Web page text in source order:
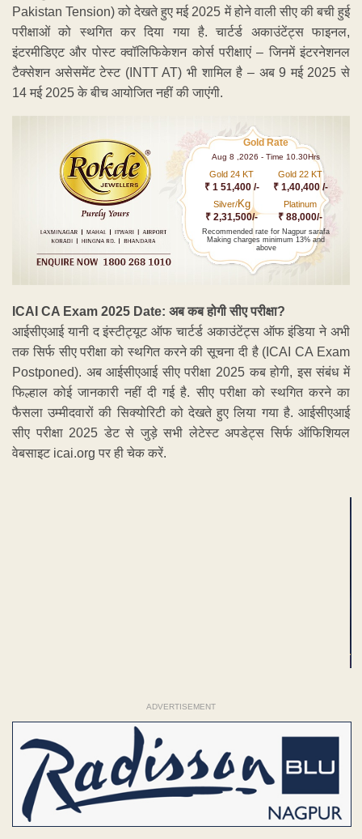
Pakistan Tension) को देखते हुए मई 2025 में होने वाली सीए की बची हुई
परीक्षाओं को स्थगित कर दिया गया है. चार्टर्ड अकाउंटेंट्स फाइनल,
इंटरमीडिएट और पोस्ट क्वॉलिफिकेशन कोर्स परीक्षाएं – जिनमें इंटरनेशनल
टैक्सेशन असेसमेंट टेस्ट (INTT AT) भी शामिल है – अब 9 मई 2025 से
14 मई 2025 के बीच आयोजित नहीं की जाएंगी.
Gold Rate
Aug 8 ,2026 - Time 10.30Hrs
Gold 24 KT
₹ 1 51,400 /-
Gold 22 KT
₹ 1,40,400 /-
Silver/Kg
₹ 2,31,500/-
Platinum
₹ 88,000/-
Recommended rate for Nagpur sarafa
Making charges minimum 13% and
above
ICAI CA Exam 2025 Date: अब कब होगी सीए परीक्षा?
आईसीएआई यानी द इंस्टीट्यूट ऑफ चार्टर्ड अकाउंटेंट्स ऑफ इंडिया ने अभी
तक सिर्फ सीए परीक्षा को स्थगित करने की सूचना दी है (ICAI CA Exam
Postponed). अब आईसीएआई सीए परीक्षा 2025 कब होगी, इस संबंध में
फिल्हाल कोई जानकारी नहीं दी गई है. सीए परीक्षा को स्थगित करने का
फैसला उम्मीदवारों की सिक्योरिटी को देखते हुए लिया गया है. आईसीएआई
सीए परीक्षा 2025 डेट से जुड़े सभी लेटेस्ट अपडेट्स सिर्फ ऑफिशियल
वेबसाइट icai.org पर ही चेक करें.
ADVERTISEMENT